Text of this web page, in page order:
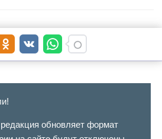
обновляет формат